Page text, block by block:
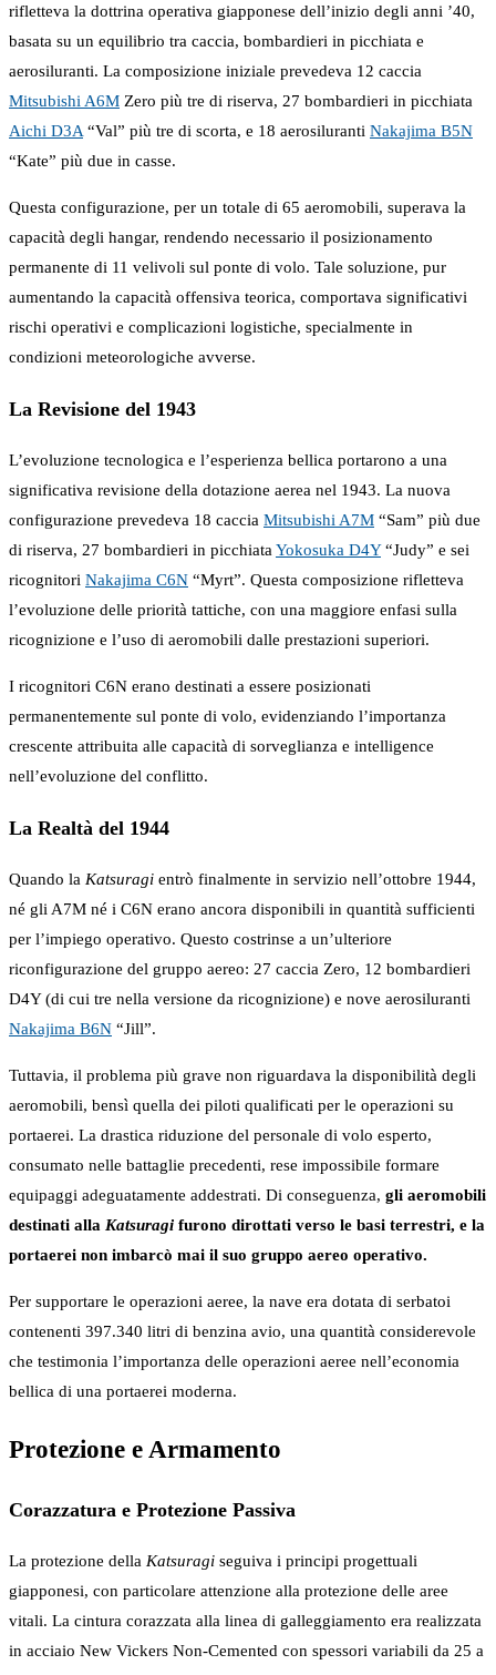
rifletteva la dottrina operativa giapponese dell’inizio degli anni ’40,
basata su un equilibrio tra caccia, bombardieri in picchiata e
aerosiluranti. La composizione iniziale prevedeva 12 caccia
Mitsubishi A6M Zero più tre di riserva, 27 bombardieri in picchiata
Aichi D3A “Val” più tre di scorta, e 18 aerosiluranti Nakajima B5N
“Kate” più due in casse.
Questa configurazione, per un totale di 65 aeromobili, superava la
capacità degli hangar, rendendo necessario il posizionamento
permanente di 11 velivoli sul ponte di volo. Tale soluzione, pur
aumentando la capacità offensiva teorica, comportava significativi
rischi operativi e complicazioni logistiche, specialmente in
condizioni meteorologiche avverse.
La Revisione del 1943
L’evoluzione tecnologica e l’esperienza bellica portarono a una
significativa revisione della dotazione aerea nel 1943. La nuova
configurazione prevedeva 18 caccia Mitsubishi A7M “Sam” più due
di riserva, 27 bombardieri in picchiata Yokosuka D4Y“Judy” e sei
ricognitori Nakajima C6N “Myrt”. Questa composizione rifletteva
l’evoluzione delle priorità tattiche, con una maggiore enfasi sulla
ricognizione e l’uso di aeromobili dalle prestazioni superiori.
I ricognitori C6N erano destinati a essere posizionati
permanentemente sul ponte di volo, evidenziando l’importanza
crescente attribuita alle capacità di sorveglianza e intelligence
nell’evoluzione del conflitto.
La Realtà del 1944
Quando la Katsuragi entrò finalmente in servizio nell’ottobre 1944,
né gli A7M né i C6N erano ancora disponibili in quantità sufficienti
per l’impiego operativo. Questo costrinse a un’ulteriore
riconfigurazione del gruppo aereo: 27 caccia Zero, 12 bombardieri
D4Y (di cui tre nella versione da ricognizione) e nove aerosiluranti
Nakajima B6N “Jill”.
Tuttavia, il problema più grave non riguardava la disponibilità degli
aeromobili, bensì quella dei piloti qualificati per le operazioni su
portaerei. La drastica riduzione del personale di volo esperto,
consumato nelle battaglie precedenti, rese impossibile formare
equipaggi adeguatamente addestrati. Di conseguenza, gli aeromobili
destinati alla Katsuragi furono dirottati verso le basi terrestri, e la
portaerei non imbarcò mai il suo gruppo aereo operativo.
Per supportare le operazioni aeree, la nave era dotata di serbatoi
contenenti 397.340 litri di benzina avio, una quantità considerevole
che testimonia l’importanza delle operazioni aeree nell’economia
bellica di una portaerei moderna.
Protezione e Armamento
Corazzatura e Protezione Passiva
La protezione della Katsuragi seguiva i principi progettuali
giapponesi, con particolare attenzione alla protezione delle aree
vitali. La cintura corazzata alla linea di galleggiamento era realizzata
in acciaio New Vickers Non-Cemented con spessori variabili da 25 a